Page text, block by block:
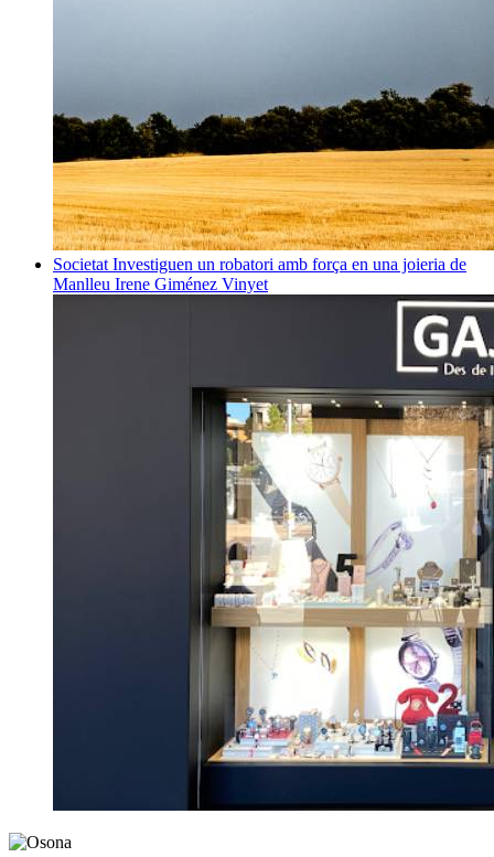
Societat Investiguen un robatori amb força en una joieria de
Manlleu Irene Giménez Vinyet